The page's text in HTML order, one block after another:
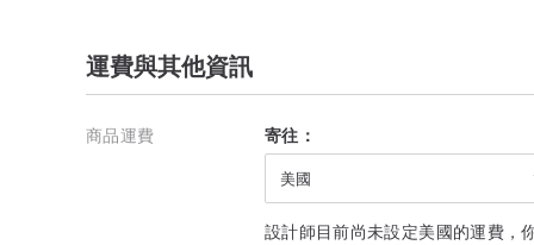
運費與其他資訊
商品運費 寄往：
美國
設計師目前尚未設定美國的運費，